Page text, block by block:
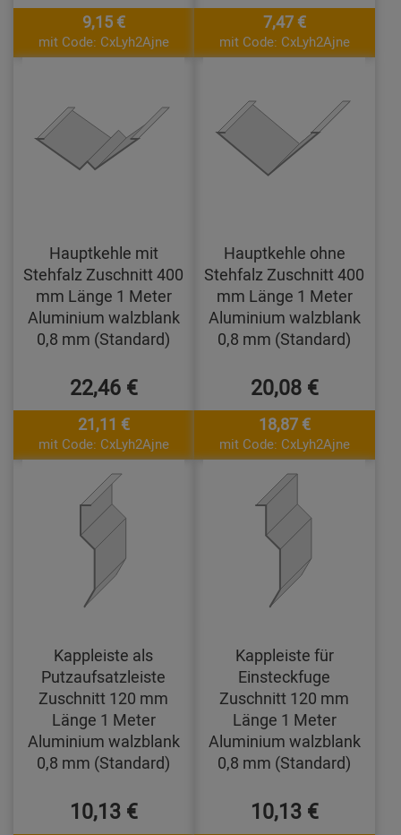
9,15 €
mit Code: CxLyh2Ajne
7,47 €
mit Code: CxLyh2Ajne
Hauptkehle mit
Stehfalz Zuschnitt 400
mm Länge 1 Meter
Aluminium walzblank
0,8 mm (Standard)
22,46 €
21,11 €
mit Code: CxLyh2Ajne
Hauptkehle ohne
Stehfalz Zuschnitt 400
mm Länge 1 Meter
Aluminium walzblank
0,8 mm (Standard)
20,08 €
18,87 €
mit Code: CxLyh2Ajne
Kappleiste als
Putzaufsatzleiste
Zuschnitt 120 mm
Länge 1 Meter
Aluminium walzblank
0,8 mm (Standard)
10,13 €
Kappleiste für
Einsteckfuge
Zuschnitt 120 mm
Länge 1 Meter
Aluminium walzblank
0,8 mm (Standard)
10,13 €